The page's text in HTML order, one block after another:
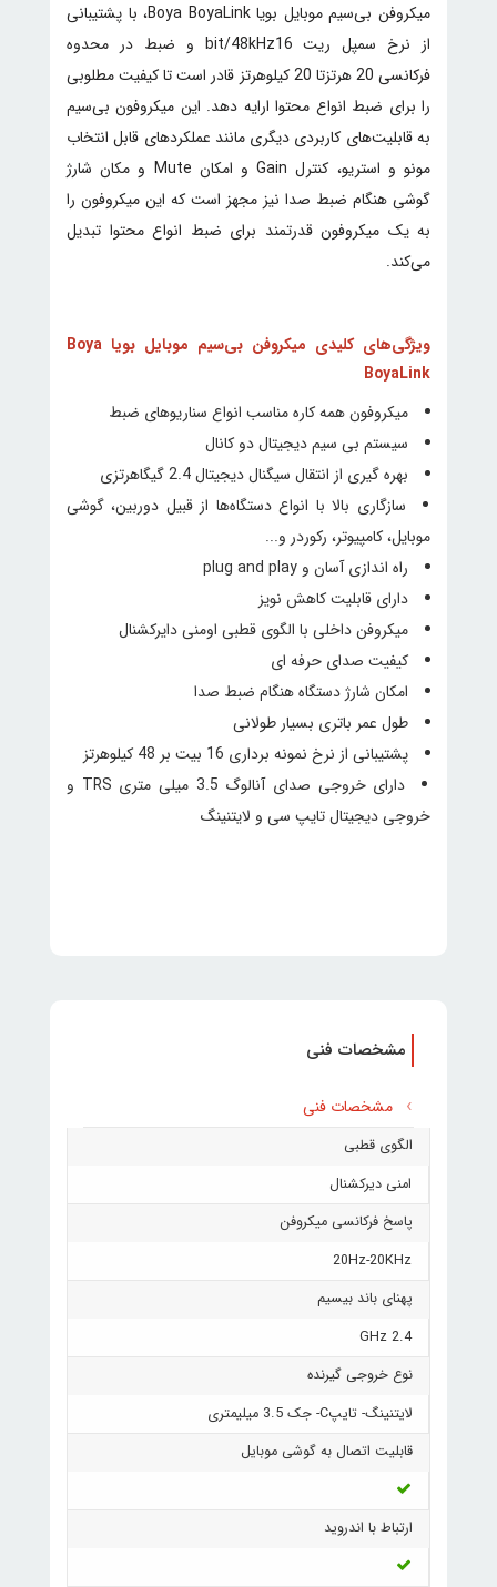
میکروفن بی‌سیم موبایل بویا Boya BoyaLink، با پشتیبانی
از نرخ سمپل ریت bit/48kHz16 و ضبط در محدوه
فرکانسی 20 هرتزتا 20 کیلوهرتز قادر است تا کیفیت مطلوبی
را برای ضبط انواع محتوا ارایه دهد. این میکروفون بی‌سیم
به قابلیت‌های کاربردی دیگری مانند عملکردهای قابل انتخاب
مونو و استریو، کنترل Gain و امکان Mute و مکان شارژ
گوشی هنگام ضبط صدا نیز مجهز است که این میکروفون را
به یک میکروفون قدرتمند برای ضبط انواع محتوا تبدیل
می‌کند.
ویژگی‌های کلیدی میکروفن بی‌سیم موبایل بویا Boya
BoyaLink
میکروفون همه کاره مناسب انواع سناریوهای ضبط
سیستم بی سیم دیجیتال دو کانال
بهره گیری از انتقال سیگنال دیجیتال 2.4 گیگاهرتزی
سازگاری بالا با انواع دستگاه‌ها از قبیل دوربین، گوشی
موبایل، کامپیوتر، رکوردر و...
راه اندازی آسان و plug and play
دارای قابلیت کاهش نویز
میکروفن داخلی با الگوی قطبی اومنی دایرکشنال
کیفیت صدای حرفه ای
امکان شارژ دستگاه هنگام ضبط صدا
طول عمر باتری بسیار طولانی
پشتیبانی از نرخ نمونه برداری 16 بیت بر 48 کیلوهرتز
دارای خروجی صدای آنالوگ 3.5 میلی متری TRS و
خروجی دیجیتال تایپ سی و لایتنینگ
مشخصات فنی
مشخصات فنی
الگوی قطبی
امنی دیرکشنال
پاسخ فرکانسی میکروفن
20Hz-20KHz
پهنای باند بیسیم
2.4 GHz
نوع خروجی گیرنده
لایتنینگ- تایپC- جک 3.5 میلیمتری
قابلیت اتصال به گوشی موبایل
ارتباط با اندروید